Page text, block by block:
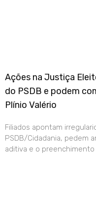
Ações na Justiça
do PSDB e podem
Plínio Valério
Filiados apontam
PSDB/Cidadania, pedem
aditiva e o preenchimento